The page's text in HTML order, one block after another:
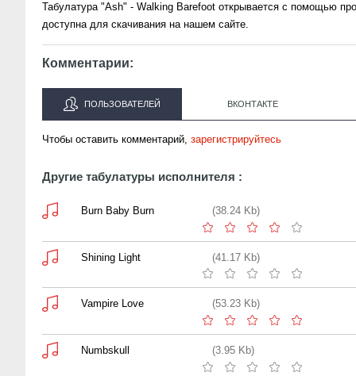
Табулатура "Ash" - Walking Barefoot открывается с помощью
доступна для скачивания на нашем сайте.
Комментарии:
ПОЛЬЗОВАТЕЛЕЙ ВКОНТАКТЕ
Чтобы оставить комментарий, зарегистрируйтесь
Другие табулатуры исполнителя :
Burn Baby Burn (38.24 Kb)
Shining Light (41.17 Kb)
Vampire Love (53.23 Kb)
Numbskull (3.95 Kb)